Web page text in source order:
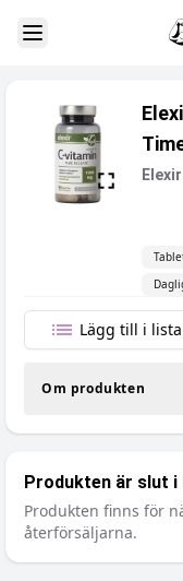
Toggle Sidebar
Lägg till i lista
Om produkten
Produkten är slut i
Produkten finns för
återförsäljarna.